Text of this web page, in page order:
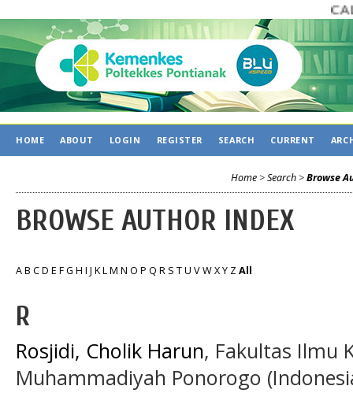
HOME ABOUT LOGIN REGISTER SEARCH CURRENT
Home >Search >Browse
BROWSE AUTHOR INDEX
AB CD E FG H I J KLM N O P Q R S TU VWXY ZAll
R
Rosjidi, Cholik Harun, Fakultas Ilmu
Muhammadiyah Ponorogo